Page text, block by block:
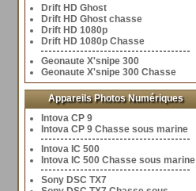
Drift HD Ghost
Drift HD Ghost chasse
Drift HD 1080p
Drift HD 1080p Chasse
Geonaute X'snipe 300
Geonaute X'snipe 300 Chasse
Appareils Photos Numériques
Intova CP 9
Intova CP 9 Chasse sous marine
Intova IC 500
Intova IC 500 Chasse sous marine
Sony DSC TX7